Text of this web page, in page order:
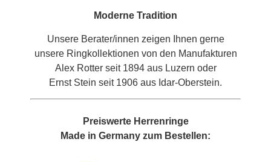
Moderne Tradition
Unsere Berater/innen zeigen Ihnen gerne
unsere Ringkollektionen von den Manufakturen
Alex Rotter seit 1894 aus Luzern oder
Ernst Stein seit 1906 aus Idar-Oberstein.
Preiswerte Herrenringe
Made in Germany zum Bestellen: